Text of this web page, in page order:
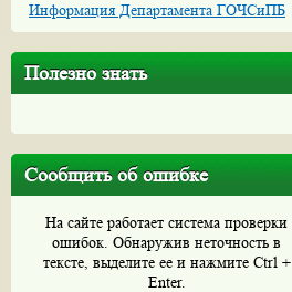
Информация Департамента ГОЧСиПБ
Полезно знать
Сообщить об ошибке
На сайте работает система проверки
ошибок. Обнаружив неточность в
тексте, выделите ее и нажмите Ctrl +
Enter.